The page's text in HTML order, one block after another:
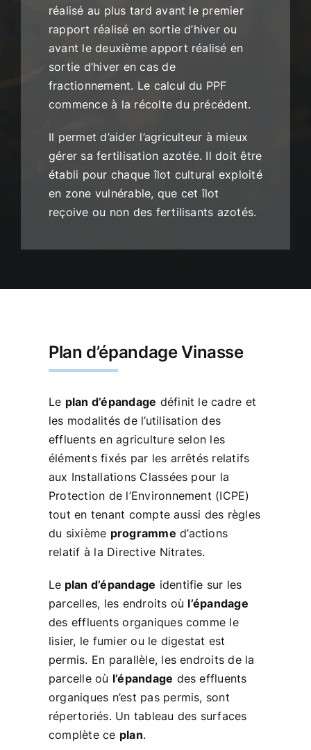
réalisé au plus tard avant le premier
rapport réalisé en sortie d’hiver ou
avant le deuxième apport réalisé en
sortie d’hiver en cas de
fractionnement. Le calcul du PPF
commence à la récolte du précédent.
Il permet d’aider l’agriculteur à mieux
gérer sa fertilisation azotée. Il doit être
établi pour chaque îlot cultural exploité
en zone vulnérable, que cet îlot
reçoive ou non des fertilisants azotés.
Plan d’épandage Vinasse
Le plan d’épandage définit le cadre et
les modalités de l’utilisation des
effluents en agriculture selon les
éléments fixés par les arrêtés relatifs
aux Installations Classées pour la
Protection de l’Environnement (ICPE)
tout en tenant compte aussi des règles
du sixième programme d’actions
relatif à la Directive Nitrates.
Le plan d’épandage identifie sur les
parcelles, les endroits où l’épandage
des effluents organiques comme le
lisier, le fumier ou le digestat est
permis. En parallèle, les endroits de la
parcelle où l’épandage des effluents
organiques n’est pas permis, sont
répertoriés. Un tableau des surfaces
complète ce plan.